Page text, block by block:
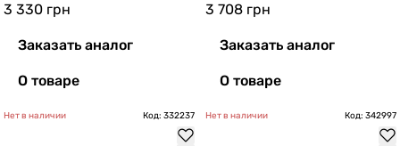
3 330 грн
Заказать аналог
О товаре
3 708 грн
Заказать аналог
О товаре
Нет в наличии Код: 332237 Нет в наличии Код: 342997